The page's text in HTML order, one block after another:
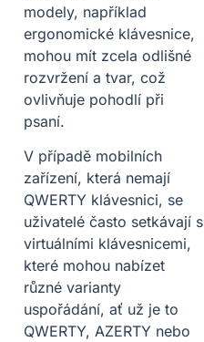
modely, například
ergonomické klávesnice,
mohou mít zcela odlišné
rozvržení a tvar, což
ovlivňuje pohodlí při
psaní.
V případě mobilních
zařízení, která nemají
QWERTY klávesnici, se
uživatelé často setkávají s
virtuálními klávesnicemi,
které mohou nabízet
různé varianty
uspořádání, ať už je to
QWERTY, AZERTY nebo